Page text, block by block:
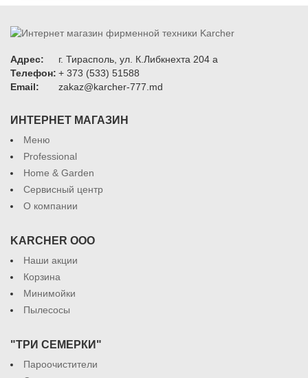
Адрес:
г. Тирасполь, ул. К.Либкнехта 204 а
Телефон: + 373 (533) 51588
Email:
zakaz@karcher-777.md
ИНТЕРНЕТ МАГАЗИН
Меню
Professional
Home & Garden
Сервисный центр
О компании
KARCHER ООО
Наши акции
Корзина
Минимойки
Пылесосы
"ТРИ СЕМЕРКИ"
Пароочистители